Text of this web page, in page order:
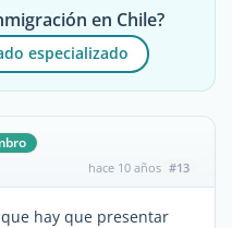
en Chile?
especializado
hace 10 años #13
hay que presentar